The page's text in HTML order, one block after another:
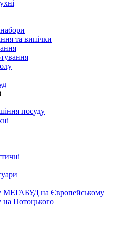
та випічки
посуду
МЕГАБУД на Європейському
на Потоцького